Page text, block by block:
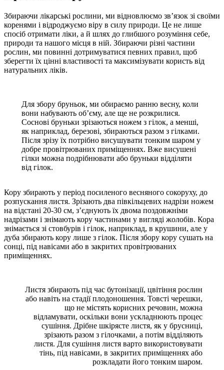
Збираючи лікарські рослини, ми відновлюємо зв’язок зі своїми
коренями і відроджуємо віру в силу природи. Це не лише
спосіб отримати ліки, а й шлях до глибшого розуміння себе,
природи та нашого місця в ній. Збираючи різні частини
рослин, ми повинні дотримуватися певних правил, щоб
зберегти їх цінні властивості та максимізувати користь від
натуральних ліків.
Для збору бруньок, ми обираємо ранню весну, коли
вони набувають об’єму, але ще не розкрилися.
Соснові бруньки зрізаються ножем з гілок, а менші,
як наприклад, березові, збираються разом з гілками.
Після зрізу їх потрібно висушувати тонким шаром у
добре провітрюваних приміщеннях. Вже висушені
гілки можна подрібнювати або бруньки відділяти
від гілок.
Кору збирають у період посиленого весняного сокоруху, до
розпускання листя. Зрізають два півкільцевих надрізи ножем
на відстані 20-30 см, з’єднують їх двома поздовжніми
надрізами і знімають кору частинами у вигляді жолобів. Кора
знімається зі стовбурів і гілок, наприклад, в крушини, але у
дуба збирають кору лише з гілок. Після збору кору сушать на
сонці, під навісами або в закритих провітрюваних
приміщеннях.
Листя збирають під час бутонізації, цвітіння рослин
або навіть на стадії плодоношення. Товсті черешки,
що не містять корисних речовин, можна
відламувати, оскільки вони ускладнюють процес
сушіння. Дрібне шкірясте листя, як у брусниці,
зрізають разом з гілочками, а потім відділяють
листя. Для сушіння листя варто використовувати
тінь, під навісами, в закритих приміщеннях або
розкладати його тонким шаром.